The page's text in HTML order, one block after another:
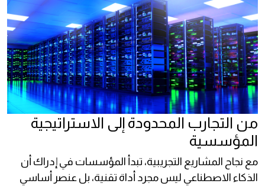
من التجارب المحدودة إلى الاستراتيجية
المؤسسية
مع نجاح المشاريع التجريبية، تبدأ المؤسسات في إدراك أن
الذكاء الاصطناعي ليس مجرد أداة تقنية، بل عنصر أساسي